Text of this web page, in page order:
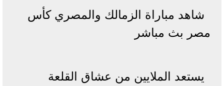
شاهد مباراة الزمالك والمصري كأس
مصر بث مباشر
يستعد الملايين من عشاق القلعة